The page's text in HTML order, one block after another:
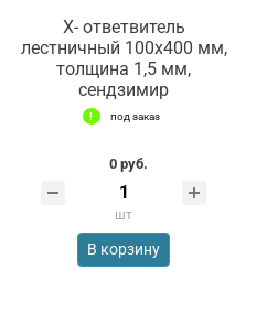
Х- ответвитель
лестничный 100х400 мм,
толщина 1,5 мм,
сендзимир
под заказ
0 руб.
шт
В корзину